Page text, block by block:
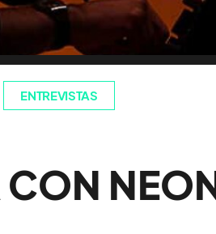
ENTREVISTAS
CON